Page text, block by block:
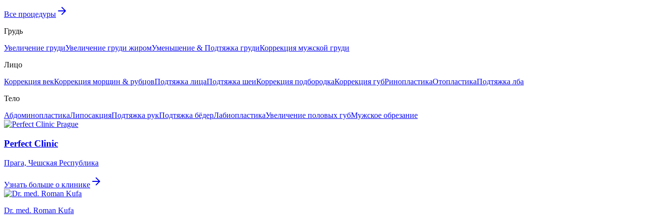
Все процедуры
Грудь
Увеличение грудиУвеличение груди жиромУменьшение & Подтяжка грудиКоррекция мужской груди
Лицо
Коррекция векКоррекция морщин & рубцовПодтяжка лицаПодтяжка шеиКоррекция подбородкаКоррекция губРинопластикаОтопластикаПодтяжка лба
Тело
АбдоминопластикаЛипосакцияПодтяжка рукПодтяжка бёдерЛабиопластикаУвеличение половых губМужское обрезание
Perfect Clinic
Прага, Чешская Республика
Узнать больше о клинике
Dr. med. Roman Kufa